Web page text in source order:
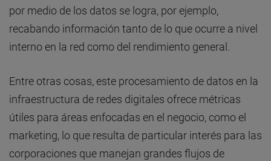
por medio de los datos se logra, por ejemplo,
recabando información tanto de lo que ocurre a nivel
interno en la red como del rendimiento general.
Entre otras cosas, este procesamiento de datos en la
infraestructura de redes digitales ofrece métricas
útiles para áreas enfocadas en el negocio, como el
marketing, lo que resulta de particular interés para las
corporaciones que manejan grandes flujos de